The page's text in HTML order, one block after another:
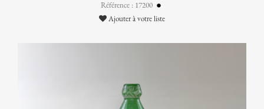
Référence : 17200
Ajouter à votre liste